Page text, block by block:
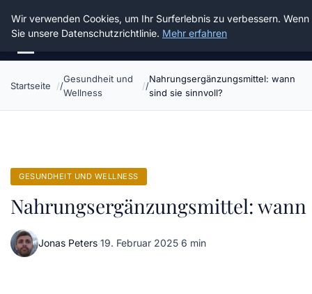
Die Schnitter
Startseite
Gesundheit und
Wellness
Nahrungsergänzungsmittel: wann
sind sie sinnvoll?
GESUNDHEIT UND WELLNESS
Nahrungsergänzungsmittel:
Jonas Peters·19. Februar 2025·6 min
Wir verwenden Cookies, um Ihr Surferlebnis zu verbessern.
Sie unsere Datenschutzrichtlinie. Mehr erfahren